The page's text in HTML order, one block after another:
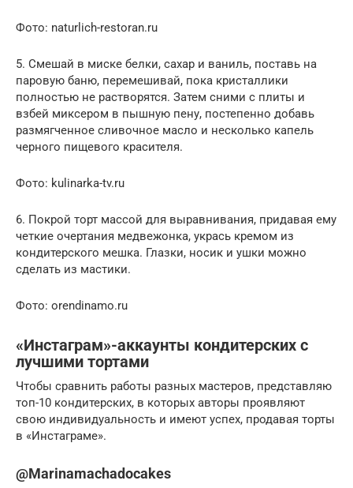
Фото: naturlich-restoran.ru
5. Смешай в миске белки, сахар и ваниль, поставь на
паровую баню, перемешивай, пока кристаллики
полностью не растворятся. Затем сними с плиты и
взбей миксером в пышную пену, постепенно добавь
размягченное сливочное масло и несколько капель
черного пищевого красителя.
Фото: kulinarka-tv.ru
6. Покрой торт массой для выравнивания, придавая ему
четкие очертания медвежонка, укрась кремом из
кондитерского мешка. Глазки, носик и ушки можно
сделать из мастики.
Фото: orendinamo.ru
«Инстаграм»-аккаунты кондитерских с
лучшими тортами
Чтобы сравнить работы разных мастеров, представляю
топ-10 кондитерских, в которых авторы проявляют
свою индивидуальность и имеют успех, продавая торты
в «Инстаграме».
@Marinamachadocakes